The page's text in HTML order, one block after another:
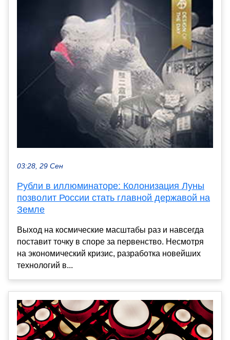
03:28, 29 Сен
Рубли в иллюминаторе: Колонизация Луны
позволит России стать главной державой на
Земле
Выход на космические масштабы раз и навсегда
поставит точку в споре за первенство. Несмотря
на экономический кризис, разработка новейших
технологий в...